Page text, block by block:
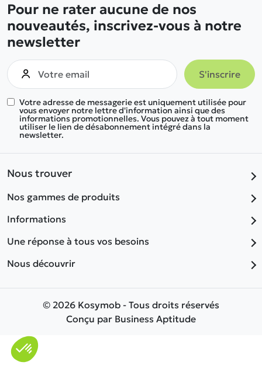
Pour ne rater aucune de nos
nouveautés, inscrivez-vous à notre
newsletter
Votre adresse de messagerie est uniquement utilisée pour
vous envoyer notre lettre d'information ainsi que des
informations promotionnelles. Vous pouvez à tout moment
utiliser le lien de désabonnement intégré dans la
newsletter.
Nous trouver
Nos gammes de produits
Informations
Une réponse à tous vos besoins
Nous découvrir
© 2026 Kosymob - Tous droits réservés
Conçu par Business Aptitude